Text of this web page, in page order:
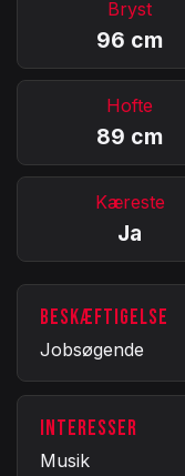
Bryst
96 cm
Hofte
89 cm
Kæreste
Ja
BESKÆFTIGELSE
Jobsøgende
INTERESSER
Musik